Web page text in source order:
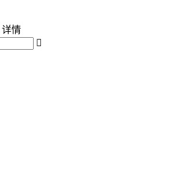
详情
